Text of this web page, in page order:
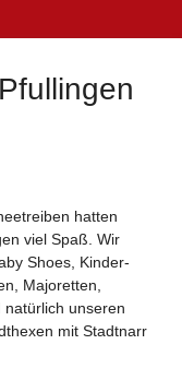
hatten
viel Spaß. Wir
Shoes, Kinder-
Majoretten,
unseren
mit Stadtnarr